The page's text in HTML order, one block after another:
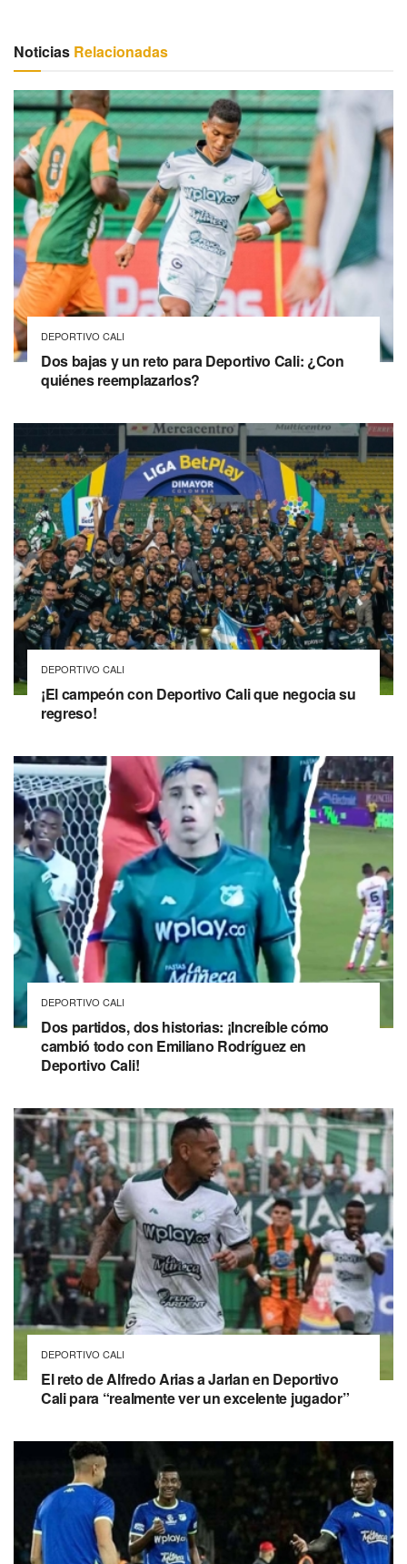
Noticias Relacionadas
DEPORTIVO CALI
Dos bajas y un reto para Deportivo Cali: ¿Con
quiénes reemplazarlos?
DEPORTIVO CALI
¡El campeón con Deportivo Cali que negocia su
regreso!
DEPORTIVO CALI
Dos partidos, dos historias: ¡Increíble cómo
cambió todo con Emiliano Rodríguez en
Deportivo Cali!
DEPORTIVO CALI
El reto de Alfredo Arias a Jarlan en Deportivo
Cali para “realmente ver un excelente jugador”